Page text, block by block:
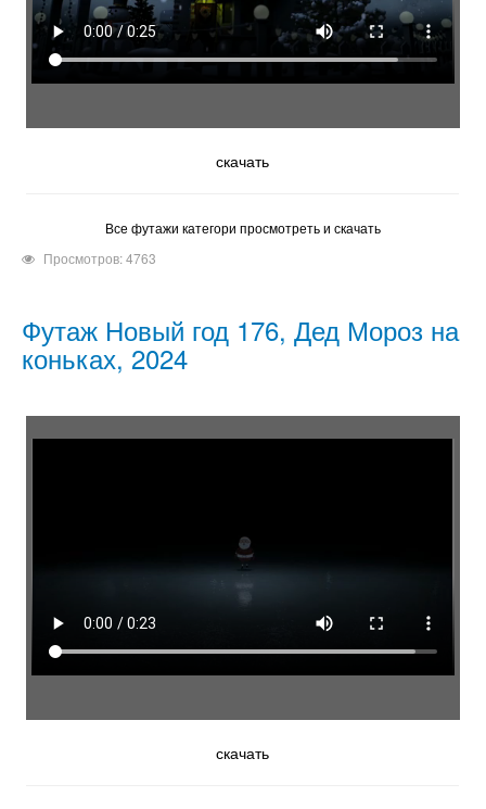
скачать
Все футажи категори просмотреть и скачать
Просмотров: 4763
Футаж Новый год 176, Дед Мороз на
коньках, 2024
скачать